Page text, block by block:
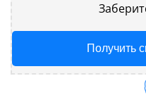
Получить